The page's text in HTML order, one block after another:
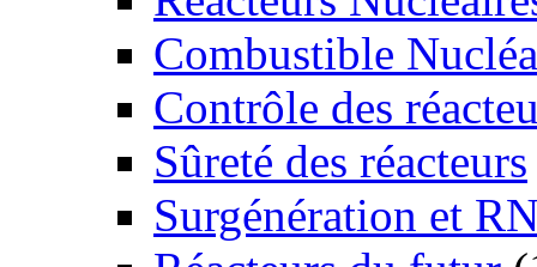
Combustible
Contrôle des
Sûreté des réacteurs
Surgénération et